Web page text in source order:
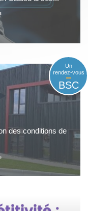
Un
rendez-vous
BSC
des conditions de